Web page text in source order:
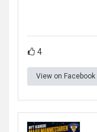
4
View on Facebook